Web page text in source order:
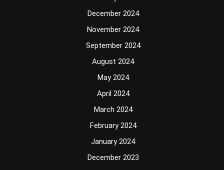
December 2024
November 2024
September 2024
August 2024
May 2024
April 2024
March 2024
February 2024
January 2024
December 2023